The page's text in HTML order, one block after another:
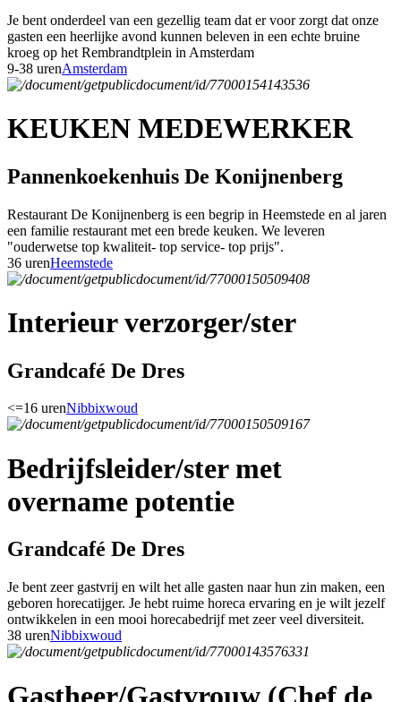
Je bent onderdeel van een gezellig team dat er voor zorgt dat onze
gasten een heerlijke avond kunnen beleven in een echte bruine
kroeg op het Rembrandtplein in Amsterdam
9-38 urenAmsterdam
KEUKEN MEDEWERKER
Pannenkoekenhuis De Konijnenberg
Restaurant De Konijnenberg is een begrip in Heemstede en al jaren
een familie restaurant met een brede keuken. We leveren
"ouderwetse top kwaliteit- top service- top prijs".
36 urenHeemstede
Interieur verzorger/ster
Grandcafé De Dres
<=16 urenNibbixwoud
Bedrijfsleider/ster met
overname potentie
Grandcafé De Dres
Je bent zeer gastvrij en wilt het alle gasten naar hun zin maken, een
geboren horecatijger. Je hebt ruime horeca ervaring en je wilt jezelf
ontwikkelen in een mooi horecabedrijf met zeer veel diversiteit.
38 urenNibbixwoud
Gastheer/Gastvrouw (Chef de